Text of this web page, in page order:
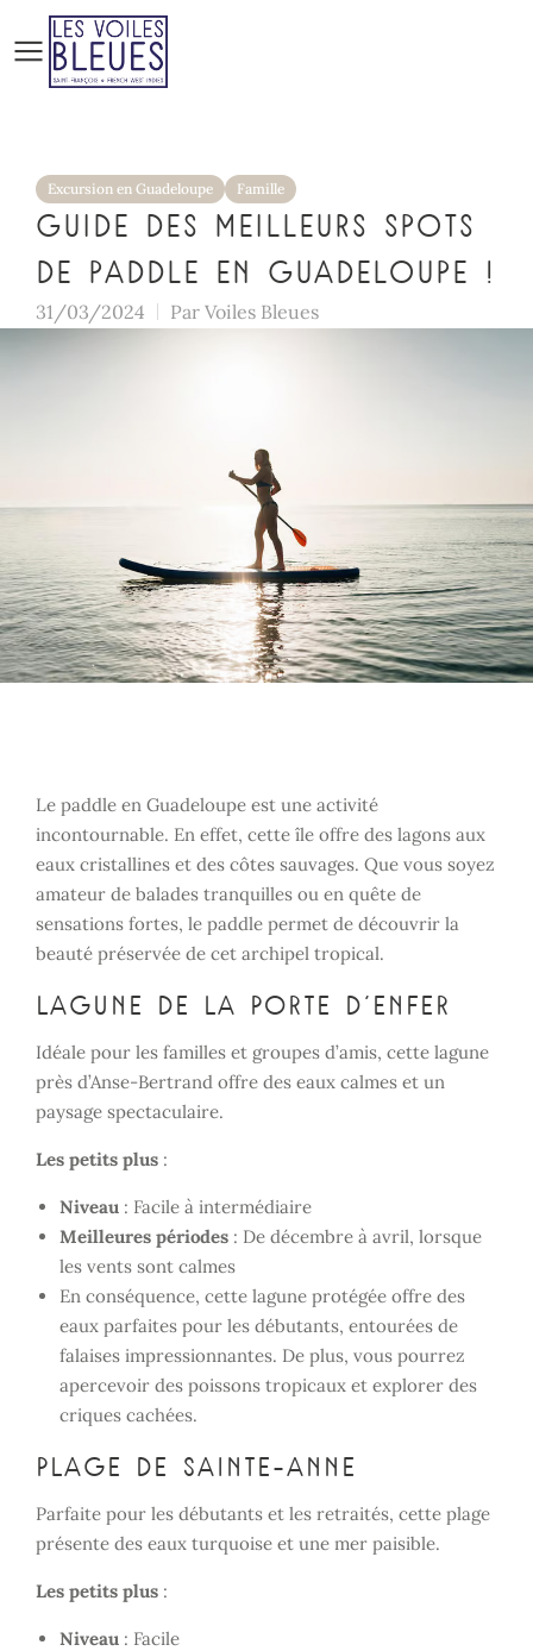
Excursion en Guadeloupe Famille
Guide des meilleurs spots
de Paddle en Guadeloupe !
31/03/2024 Par Voiles Bleues
Le paddle en Guadeloupe est une activité
incontournable. En effet, cette île offre des lagons aux
eaux cristallines et des côtes sauvages. Que vous soyez
amateur de balades tranquilles ou en quête de
sensations fortes, le paddle permet de découvrir la
beauté préservée de cet archipel tropical.
Lagune de la Porte d’Enfer
Idéale pour les familles et groupes d’amis, cette lagune
près d’Anse-Bertrand offre des eaux calmes et un
paysage spectaculaire.
Les petits plus :
Niveau : Facile à intermédiaire
Meilleures périodes : De décembre à avril, lorsque
les vents sont calmes
En conséquence, cette lagune protégée offre des
eaux parfaites pour les débutants, entourées de
falaises impressionnantes. De plus, vous pourrez
apercevoir des poissons tropicaux et explorer des
criques cachées.
Plage de Sainte-Anne
Parfaite pour les débutants et les retraités, cette plage
présente des eaux turquoise et une mer paisible.
Les petits plus :
Niveau : Facile